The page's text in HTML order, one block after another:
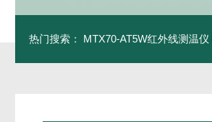
热门搜索： MTX70-AT5W红外线测温仪